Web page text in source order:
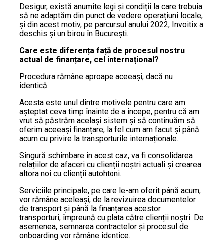
Desigur, există anumite legi și condiții la care trebuia
să ne adaptăm din punct de vedere operațiuni locale,
și din acest motiv, pe parcursul anului 2022, Invoitix a
deschis și un birou în București.
Care este diferența față de procesul nostru
actual de finanțare, cel internațional?
Procedura rămâne aproape aceeași, dacă nu
identică.
Acesta este unul dintre motivele pentru care am
așteptat ceva timp înainte de a începe, pentru că am
vrut să păstrăm același sistem și să continuăm să
oferim aceeași finanțare, la fel cum am facut și până
acum cu privire la transporturile internaționale.
Singură schimbare în acest caz, va fi consolidarea
relațiilor de afaceri cu clienții noștri actuali și crearea
altora noi cu clienții autohtoni.
Serviciile principale, pe care le-am oferit până acum,
vor rămâne aceleași, de la revizuirea documentelor
de transport și până la finanțarea acestor
transporturi, împreună cu plata către clienții noștri. De
asemenea, semnarea contractelor și procesul de
onboarding vor rămâne identice.